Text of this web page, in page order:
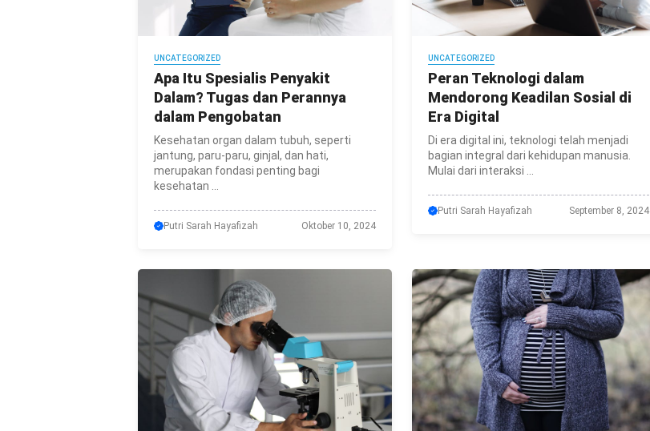
UNCATEGORIZED
Apa Itu Spesialis Penyakit
Dalam? Tugas dan Perannya
dalam Pengobatan
Kesehatan organ dalam tubuh, seperti
jantung, paru-paru, ginjal, dan hati,
merupakan fondasi penting bagi
kesehatan ...
Putri Sarah Hayafizah Oktober 10, 2024
UNCATEGORIZED
Peran Teknologi dalam
Mendorong Keadilan Sosial di
Era Digital
Di era digital ini, teknologi telah menjadi
bagian integral dari kehidupan manusia.
Mulai dari interaksi ...
Putri Sarah Hayafizah September 8, 2024